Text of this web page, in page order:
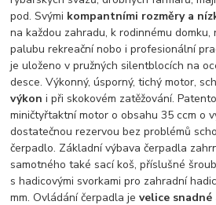
pod. Svými kompantními rozměry a
na každou zahradu, k rodinnému
palubu rekreační nobo i profesionální
je uloženo v pružných silentblocích na
desce. Výkonný, úsporný, tichý motor,
výkon i při skokovém zatěžování.
miničtyřtaktní motor o obsahu 35 ccm o
dostatečnou rezervou bez problémů
čerpadlo. Základní výbava čerpadla
samotného také sací koš, příslušné
s hadicovými svorkami pro zahradní
mm. Ovládání čerpadla jevelice